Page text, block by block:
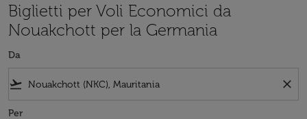
Biglietti per Voli Economici da
Nouakchott per la Germania
Da
flight_takeoff close
Per